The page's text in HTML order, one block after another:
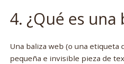
4. ¿Qué es una
Una baliza web (o una etiqueta
pequeña e invisible pieza de